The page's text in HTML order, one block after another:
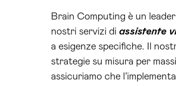
Brain Computing è un
nostri servizi di assistente
a esigenze specifiche. Il
strategie su misura per
assicuriamo che